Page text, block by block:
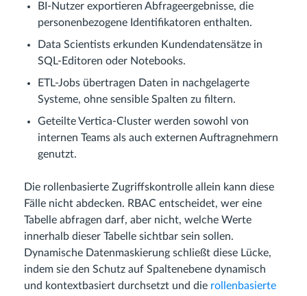
BI-Nutzer exportieren Abfrageergebnisse, die
personenbezogene Identifikatoren enthalten.
Data Scientists erkunden Kundendatensätze in
SQL-Editoren oder Notebooks.
ETL-Jobs übertragen Daten in nachgelagerte
Systeme, ohne sensible Spalten zu filtern.
Geteilte Vertica-Cluster werden sowohl von
internen Teams als auch externen Auftragnehmern
genutzt.
Die rollenbasierte Zugriffskontrolle allein kann diese
Fälle nicht abdecken. RBAC entscheidet, wer eine
Tabelle abfragen darf, aber nicht, welche Werte
innerhalb dieser Tabelle sichtbar sein sollen.
Dynamische Datenmaskierung schließt diese Lücke,
indem sie den Schutz auf Spaltenebene dynamisch
und kontextbasiert durchsetzt und die rollenbasierte